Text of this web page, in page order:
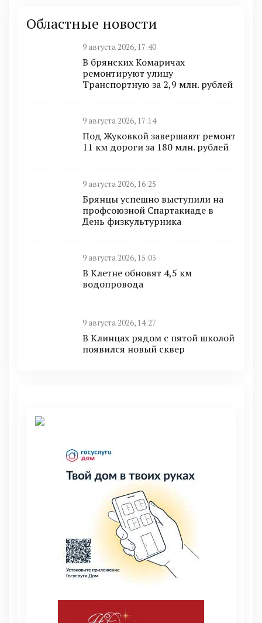
Областные новости
9 августа 2026, 17:40
В брянских Комаричах
ремонтируют улицу
Транспортную за 2,9 млн. рублей
9 августа 2026, 17:14
Под Жуковкой завершают ремонт
11 км дороги за 180 млн. рублей
9 августа 2026, 16:25
Брянцы успешно выступили на
профсоюзной Спартакиаде в
День физкультурника
9 августа 2026, 15:03
В Клетне обновят 4,5 км
водопровода
9 августа 2026, 14:27
В Клинцах рядом с пятой школой
появился новый сквер